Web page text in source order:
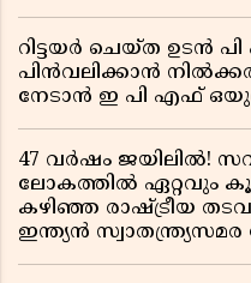
റിട്ടയർ ചെയ്ത ഉടൻ
പിൻവലിക്കാൻ
നേടാൻ ഇ പി എഫ്
47 വർഷം ജയിലിൽ!
ലോകത്തിൽ ഏറ്റവും
കഴിഞ്ഞ രാഷ്ട്രീയ
ഇന്ത്യൻ